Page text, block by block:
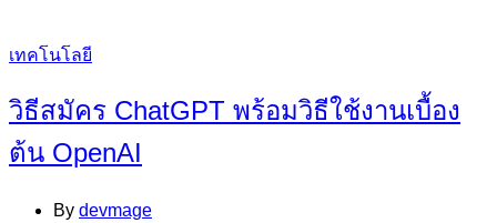
Categories
เทคโนโลยี
วิธีสมัคร ChatGPT พร้อมวิธีใช้งานเบื้อง
ต้น OpenAI
By devmage